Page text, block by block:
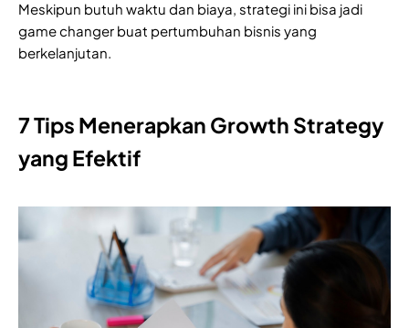
Meskipun butuh waktu dan biaya, strategi ini bisa jadi
game changer buat pertumbuhan bisnis yang
berkelanjutan.
7 Tips Menerapkan Growth Strategy
yang Efektif